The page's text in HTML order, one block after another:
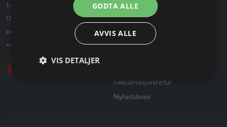
1443 Drøbak Norge
Org: 985 134 774
post@ravstedhus.no
+47 6983 7555
Åpningsinfo & helligdager
Slik handler du
Handelsbetingelser
Reklamasjon/retur
Nyhetsbrev
GODTA ALLE
AVVIS ALLE
VIS DETALJER